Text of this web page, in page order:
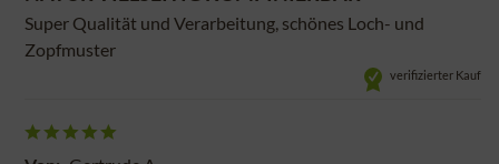
Super Qualität und Verarbeitung, schönes Loch- und
Zopfmuster
verifizierter Kauf